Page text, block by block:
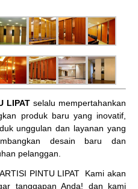
LIPATselalu mempertahankan
produk baru yang inovatif,
unggulan dan layanan yang
desain baru dan
pelanggan.
PINTU LIPAT
Kami akan
tanggapan Anda! dan kami